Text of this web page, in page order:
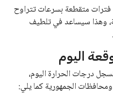
فترات متقطعة بسرعات تتراوح
الساعة، وهذا سيساعد في تلطيف
اليوم
درجات الحرارة اليوم،